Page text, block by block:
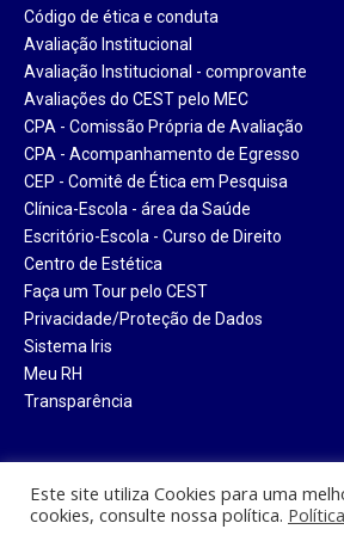
Código de ética e conduta
Avaliação Institucional
Avaliação Institucional - comprovante
Avaliações do CEST pelo MEC
CPA - Comissão Própria de Avaliação
CPA - Acompanhamento de Egresso
CEP - Comitê de Ética em Pesquisa
Clínica-Escola - área da Saúde
Escritório-Escola - Curso de Direito
Centro de Estética
Faça um Tour pelo CEST
Privacidade/Proteção de Dados
Sistema Iris
Meu RH
Transparência
Este site utiliza Cookies para uma
cookies, consulte nossa política.